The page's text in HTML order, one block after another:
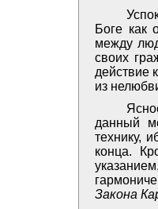
Боге как
между
своих
действие
из
данный
технику,
конца.
Закона